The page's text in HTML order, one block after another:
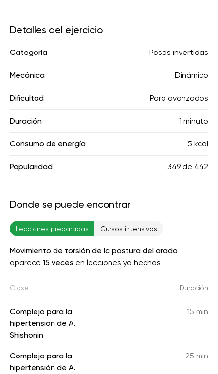
Detalles del ejercicio
Categoría Poses invertidas
Mecánica Dinámico
Dificultad Para avanzados
Duración 1 minuto
Consumo de energía 5 kcal
Popularidad 349 de 442
Donde se puede encontrar
Lecciones preparadas Cursos intensivos
Movimiento de torsión de la postura del arado
aparece 15 veces en lecciones ya hechas
Clase Duración
Complejo para la
hipertensión de A.
Shishonin
15 min
Complejo para la
hipertensión de A.
25 min